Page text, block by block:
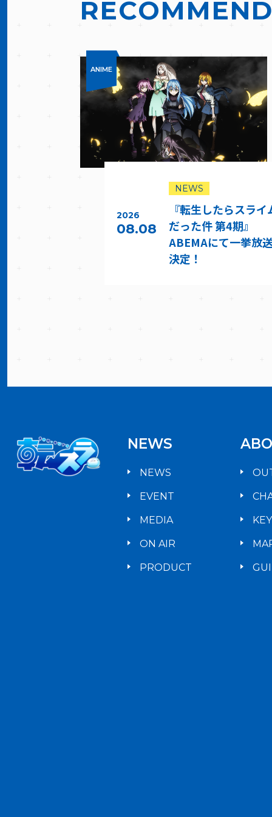
ANIME
2026
08.08
NEWS
『転生したらスライ
だった件 第4期』
ABEMAにて一挙放
決定！
NEWS
NEWS
EVENT
MEDIA
ON AIR
PRODUCT